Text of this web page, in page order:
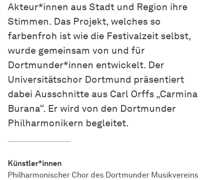
Akteur*innen aus Stadt und Region ihre
Stimmen. Das Projekt, welches so
farbenfroh ist wie die Festivalzeit selbst,
wurde gemeinsam von und für
Dortmunder*innen entwickelt. Der
Universitätschor Dortmund präsentiert
dabei Ausschnitte aus Carl Orffs „Carmina
Burana“. Er wird von den Dortmunder
Philharmonikern begleitet.
Künstler*innen
Philharmonischer Chor des Dortmunder Musikvereins